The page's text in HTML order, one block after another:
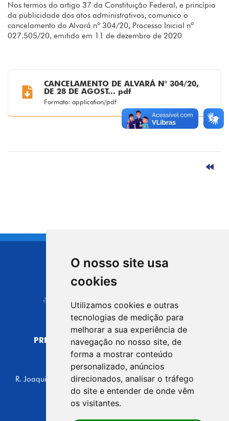
O nosso site usa
cookies
Utilizamos cookies e outras
tecnologias de medição para
melhorar a sua experiência de
navegação no nosso site, de
forma a mostrar conteúdo
personalizado, anúncios
direcionados, analisar o tráfego
do site e entender de onde vêm
os visitantes.
Nos termos do artigo 37 da Constituição Federal, e princípio
da publicidade dos atos administrativos, comunico o
cancelamento do Alvará nº 304/20, Processo Inicial nº
027.505/20, emitido em 11 de dezembro de 2020
CANCELAMENTO DE ALVARÁ N° 304/20,
DE 28 DE AGOST... pdf
Formato: application/pdf
CIDADE DE
Carapicuíba
PREFEITURA MUNICIPAL DE CARAPICUÍBA
CNPJ: 44.892.693/0001-40
CENTRO ADMINISTRATIVO
R. Joaquim das Neves, 211 - Vila Caldas, Carapicuíba/SP
CEP: 06310-030, Brasil
Telefone: 4164-5500
GABINETE DO PREFEITO